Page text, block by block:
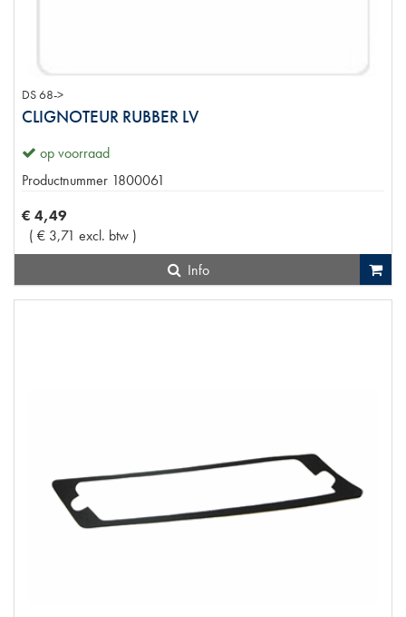
DS 68->
CLIGNOTEUR RUBBER LV
op voorraad
Productnummer 1800061
€ 4,49
( € 3,71 excl. btw )
Info